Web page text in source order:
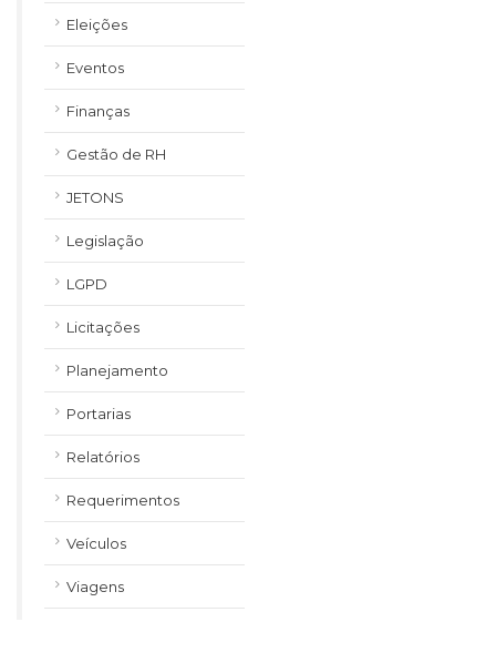
Eleições
Eventos
Finanças
Gestão de RH
JETONS
Legislação
LGPD
Licitações
Planejamento
Portarias
Relatórios
Requerimentos
Veículos
Viagens